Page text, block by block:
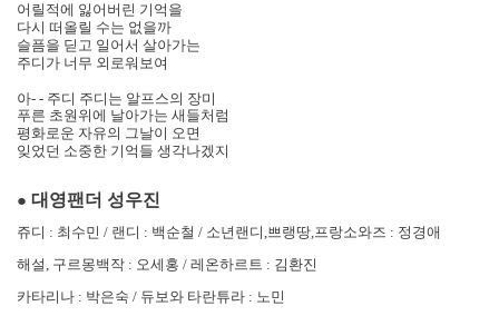
어릴적에 잃어버린 기억을
다시 떠올릴 수는 없을까
슬픔을 딛고 일어서 살아가는
주디가 너무 외로워보여
아- - 주디 주디는 알프스의 장미
푸른 초원위에 날아가는 새들처럼
평화로운 자유의 그날이 오면
잊었던 소중한 기억들 생각나겠지
● 대영팬더 성우진
쥬디 : 최수민 / 랜디 : 백순철 / 소년랜디,쁘랭땅,프랑소와즈 : 정경애
해설, 구르몽백작 : 오세홍 / 레온하르트 : 김환진
카타리나 : 박은숙 / 듀보와 타란튜라 : 노민